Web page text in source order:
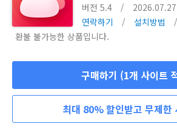
버전 5.4
/ 2026.07.27
연락하기
/ 설치방법
/
환불 불가능한 상품입니다.
구매하기 (1개 사이트
최대 80% 할인받고 무제한